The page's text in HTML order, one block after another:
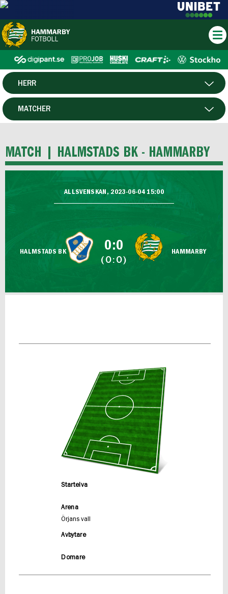
HERR
DAM
P19
MATCHER
MATCH | HALMSTADS BK - HAMMARBY
ALLSVENSKAN, 2023-06-04 15:00
HALMSTADS BK 0:0
(0:0)
HAMMARBY
Startelva
Arena
Örjans vall
Avbytare
Domare